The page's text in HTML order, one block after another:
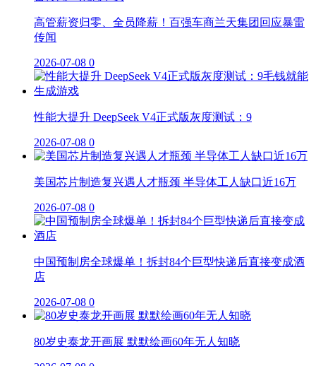
高管薪资归零、全员降薪！百强车商兰天集团回应暴雷
传闻
2026-07-08 0
性能大提升 DeepSeek V4正式版灰度测试：9
2026-07-08 0
美国芯片制造复兴遇人才瓶颈 半导体工人缺口近16万
2026-07-08 0
中国预制房全球爆单！拆封84个巨型快递后直接变成酒
店
2026-07-08 0
80岁史泰龙开画展 默默绘画60年无人知晓